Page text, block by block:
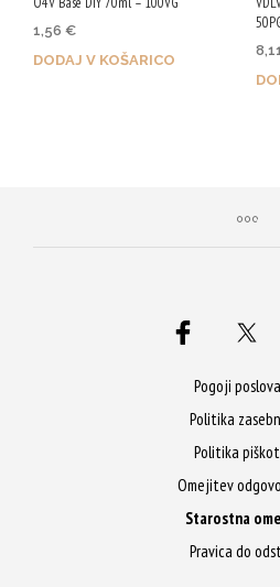
1,56 €
DODAJ V KOŠARICO
Pogoji
Politika
Politika
Omejitev
Starostna
Pravica do